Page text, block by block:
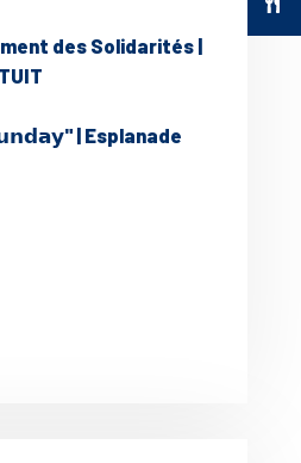
des Solidarités |
| Esplanade